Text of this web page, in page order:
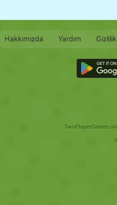
Hakkımızda Yardım